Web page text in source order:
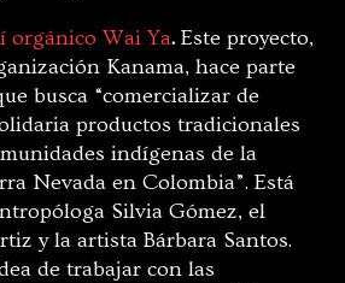
orgánico Wai Ya. Este proyecto,
Kanama, hace parte
busca “comercializar de
productos tradicionales
indígenas de la
Nevada en Colombia”. Está
Silvia Gómez, el
y la artista Bárbara Santos.
de trabajar con las